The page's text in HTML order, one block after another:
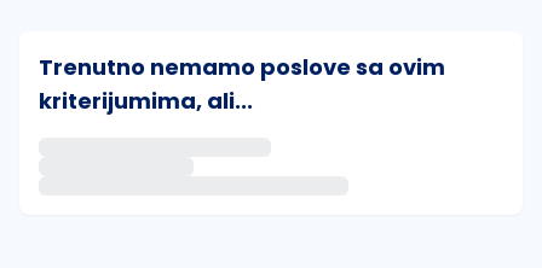
Trenutno nemamo poslove sa ovim
kriterijumima, ali...